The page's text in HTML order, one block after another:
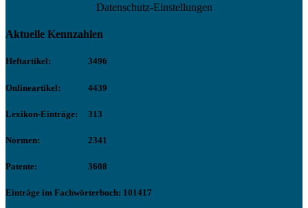
Datenschutz-Einstellungen
Aktuelle Kennzahlen
Heftartikel: 3496
Onlineartikel: 4439
Lexikon-Einträge: 313
Normen: 2341
Patente: 3608
Einträge im Fachwörterbuch: 101417